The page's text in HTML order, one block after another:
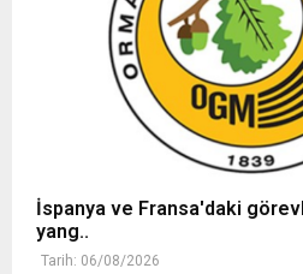
İspanya ve Fransa'daki
yang..
Tarih: 06/08/2026